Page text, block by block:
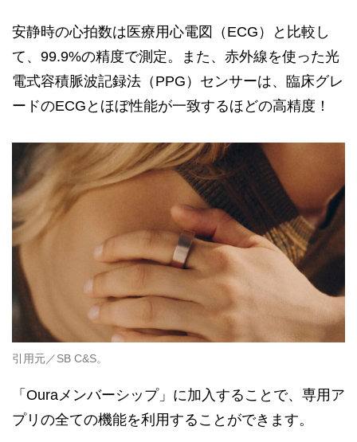
安静時の心拍数は医療用心電図（ECG）と比較し
て、99.9%の精度で測定。また、赤外線を使った光
電式容積脈波記録法（PPG）センサーは、臨床グレ
ードのECGとほぼ性能が一致するほどの高精度！
引用元／SB C&S。
「Ouraメンバーシップ」に加入することで、専用ア
プリの全ての機能を利用することができます。